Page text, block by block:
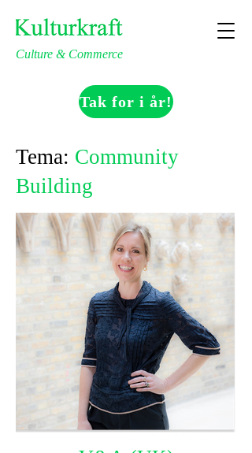
Culture & Commerce
Tak for i år!
Tema: Community
Building